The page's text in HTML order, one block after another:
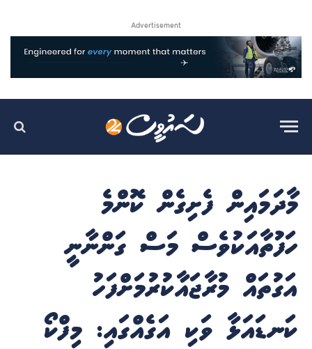
Advertisement
މާދަމައިން ފެށިގެން ކޮންމެ
ހަފުތާއަކުވެސް މަސް ގަންނާނީ
އަގުތައް މުރާޖައާކުރުމަށްފަހު
ކަނޑައަޅާ ވަކި އަގެއްގައި: މިފްކޯ